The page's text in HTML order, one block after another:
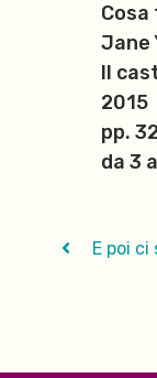
Jane
Il
2015
pp. 32
da 3
E poi ci